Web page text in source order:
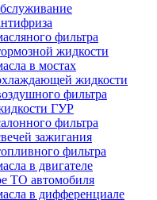
фильтра
жидкости
в мостах
жидкости
фильтра
ГУР
фильтра
зажигания
фильтра
в двигателе
ТО автомобиля
в дифференциале